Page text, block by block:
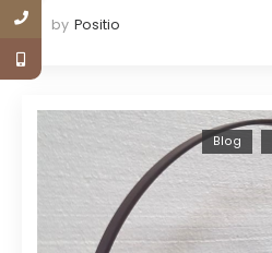
by Positio
Blog